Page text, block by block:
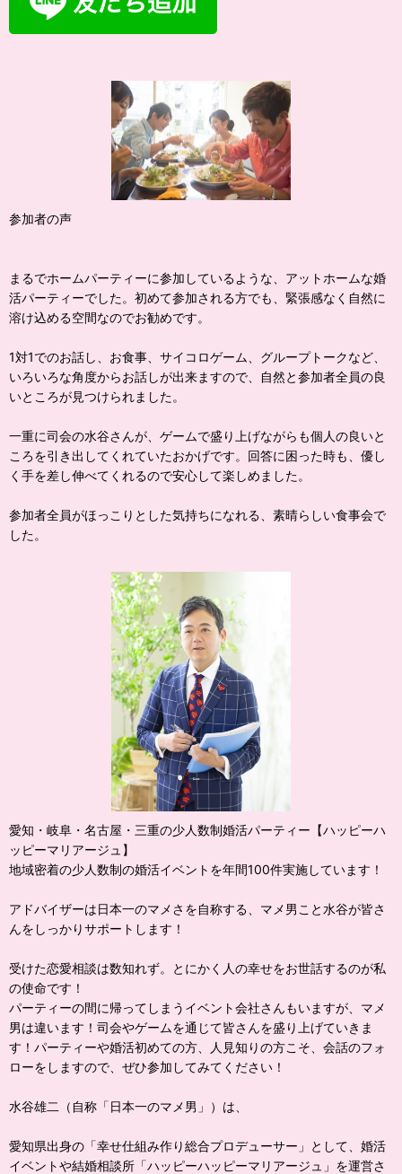
参加者の声
まるでホームパーティーに参加しているような、アットホームな婚
活パーティーでした。初めて参加される方でも、緊張感なく自然に
溶け込める空間なのでお勧めです。
1対1でのお話し、お食事、サイコロゲーム、グループトークなど、
いろいろな角度からお話しが出来ますので、自然と参加者全員の良
いところが見つけられました。
一重に司会の水谷さんが、ゲームで盛り上げながらも個人の良いと
ころを引き出してくれていたおかげです。回答に困った時も、優し
く手を差し伸べてくれるので安心して楽しめました。
参加者全員がほっこりとした気持ちになれる、素晴らしい食事会で
した。
愛知・岐阜・名古屋・三重の少人数制婚活パーティー【ハッピーハ
ッピーマリアージュ】
地域密着の少人数制の婚活イベントを年間100件実施しています！
アドバイザーは日本一のマメさを自称する、マメ男こと水谷が皆さ
んをしっかりサポートします！
受けた恋愛相談は数知れず。とにかく人の幸せをお世話するのが私
の使命です！
パーティーの間に帰ってしまうイベント会社さんもいますが、マメ
男は違います！司会やゲームを通じて皆さんを盛り上げていきま
す！パーティーや婚活初めての方、人見知りの方こそ、会話のフォ
ローをしますので、ぜひ参加してみてください！
水谷雄二（自称「日本一のマメ男」）は、
愛知県出身の「幸せ仕組み作り総合プロデューサー」として、婚活
イベントや結婚相談所「ハッピーハッピーマリアージュ」を運営さ